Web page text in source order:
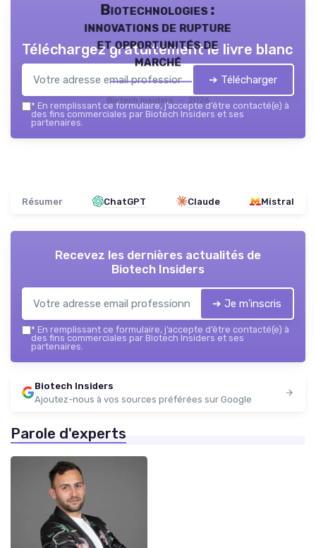
Biotechnologies :
innovations de rupture
et opportunités de
marché
Biotech Insiders — 2026
Téléchargez gratuitement le livre blanc
➔ Télécharger
* En remplissant ce formulaire, j’accepte d’être contacté(e) à
des fins commerciales par Biotech Insiders et ses
partenaires.
Résumer ChatGPT Claude Mistral
Recevez les dernières actualités de
Biotech Insiders
➔ Je m'inscris
* En remplissant ce formulaire, j’accepte d’être contacté(e) à
des fins commerciales par Biotech Insiders et ses
partenaires.
Biotech Insiders
Ajoutez-nous à vos sources préférées sur Google
Parole d'experts